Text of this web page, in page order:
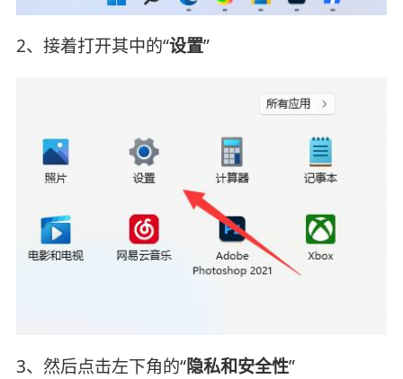
2、接着打开其中的“设置”
3、然后点击左下角的“隐私和安全性”